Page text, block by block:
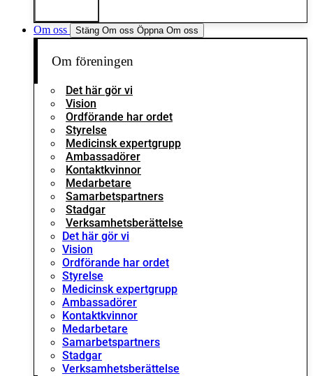
Om oss Stäng Om oss Öppna Om oss
Om föreningen
Det här gör vi
Vision
Ordförande har ordet
Styrelse
Medicinsk expertgrupp
Ambassadörer
Kontaktkvinnor
Medarbetare
Samarbetspartners
Stadgar
Verksamhetsberättelse
Det här gör vi
Vision
Ordförande har ordet
Styrelse
Medicinsk expertgrupp
Ambassadörer
Kontaktkvinnor
Medarbetare
Samarbetspartners
Stadgar
Verksamhetsberättelse